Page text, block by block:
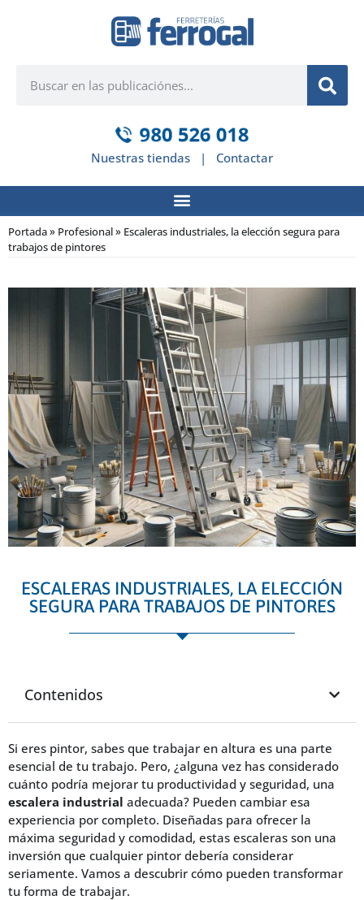
Nuestras tiendas | Contactar
Portada» Profesional» Escaleras industriales, la elección segura para
trabajos de pintores
ESCALERAS INDUSTRIALES, LA ELECCIÓN
SEGURA PARA TRABAJOS DE PINTORES
Contenidos
Si eres pintor, sabes que trabajar en altura es una parte
esencial de tu trabajo. Pero, ¿alguna vez has considerado
cuánto podría mejorar tu productividad y seguridad, una
escalera industrial adecuada? Pueden cambiar esa
experiencia por completo. Diseñadas para ofrecer la
máxima seguridad y comodidad, estas escaleras son una
inversión que cualquier pintor debería considerar
seriamente. Vamos a descubrir cómo pueden transformar
tu forma de trabajar.